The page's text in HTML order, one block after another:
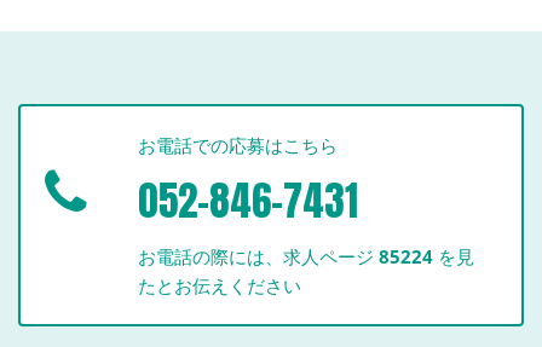
お電話での応募はこちら
052-846-7431
お電話の際には、求人ページ85224 を見
たとお伝えください